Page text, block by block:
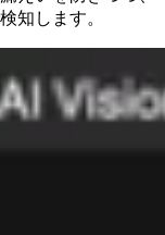
知します。